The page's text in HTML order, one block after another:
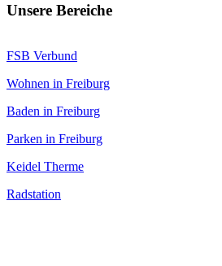
Unsere Bereiche
FSB Verbund
Wohnen in Freiburg
Baden in Freiburg
Parken in Freiburg
Keidel Therme
Radstation